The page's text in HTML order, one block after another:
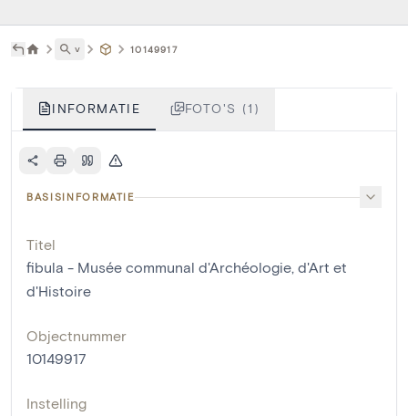
˅ 10149917
INFORMATIE FOTO'S (1)
BASISINFORMATIE
Titel
fibula - Musée communal d'Archéologie, d'Art et
d'Histoire
Objectnummer
10149917
Instelling